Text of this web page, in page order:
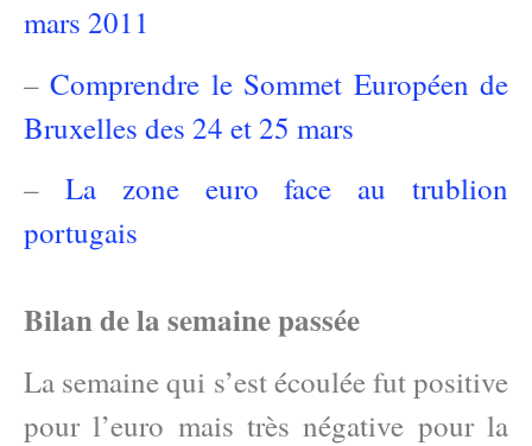
mars 2011
–Comprendre le Sommet Européen de
Bruxelles des 24 et 25 mars
– La zone euro face au trublion
portugais
Bilan de la semaine passée
La semaine qui s’est écoulée fut positive
pour l’euro mais très négative pour la